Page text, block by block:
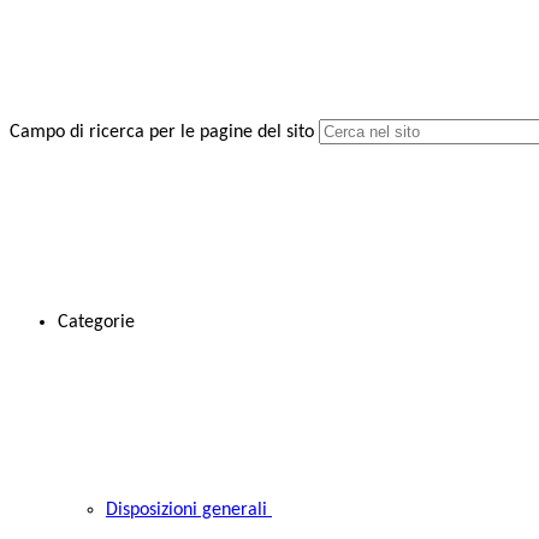
Campo di ricerca per le pagine del sito
Categorie
Disposizioni generali